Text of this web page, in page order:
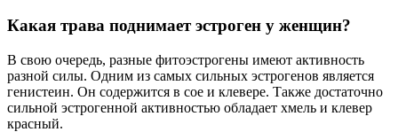
Какая трава поднимает эстроген у женщин?
В свою очередь, разные фитоэстрогены имеют активность
разной силы. Одним из самых сильных эстрогенов является
генистеин. Он содержится в сое и клевере. Также достаточно
сильной эстрогенной активностью обладает хмель и клевер
красный.